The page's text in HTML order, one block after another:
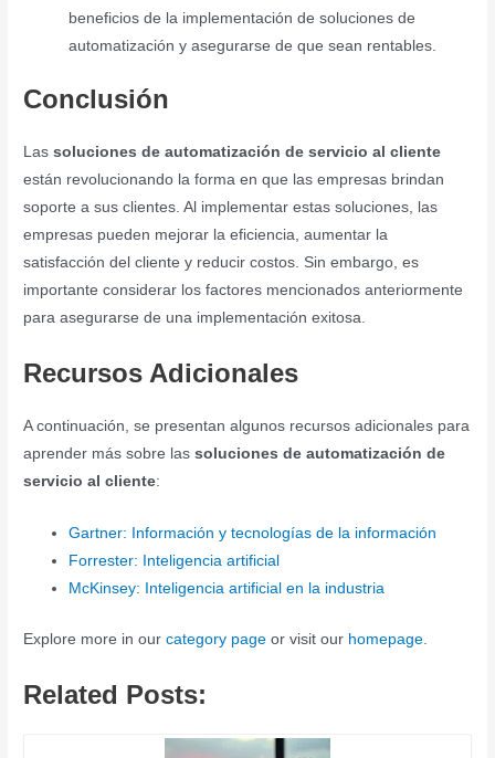
beneficios de la implementación de soluciones de
automatización y asegurarse de que sean rentables.
Conclusión
Lassoluciones de automatización de servicio al cliente
están revolucionando la forma en que las empresas brindan
soporte a sus clientes. Al implementar estas soluciones, las
empresas pueden mejorar la eficiencia, aumentar la
satisfacción del cliente y reducir costos. Sin embargo, es
importante considerar los factores mencionados anteriormente
para asegurarse de una implementación exitosa.
Recursos Adicionales
A continuación, se presentan algunos recursos adicionales para
aprender más sobre lassoluciones de automatización de
servicio al cliente:
Gartner: Información y tecnologías de la información
Forrester: Inteligencia artificial
McKinsey: Inteligencia artificial en la industria
Explore more in ourcategory page or visit our homepage
Related Posts: